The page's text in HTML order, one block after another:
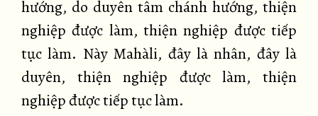
hướng, do duyên tâm chánh hướng, thiện
nghiệp được làm, thiện nghiệp được tiếp
tục làm. Này Mahàli, đây là nhân, đây là
duyên, thiện nghiệp được làm, thiện
nghiệp được tiếp tục làm.